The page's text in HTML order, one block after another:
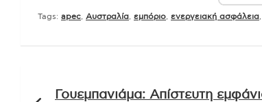
Tags: apec Αυστραλία εμπόριο ενεργειακή ασφάλεια
Γουεμπανιάμα: Απίστευτη